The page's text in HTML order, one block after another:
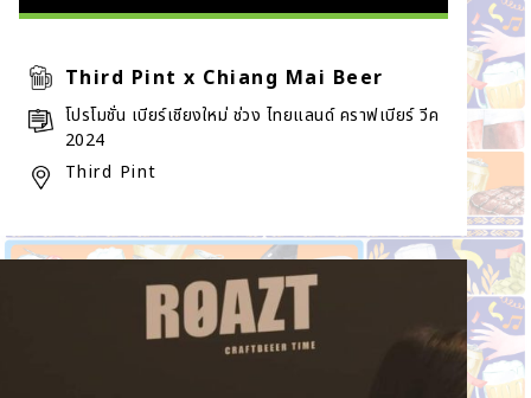
Third Pint x Chiang Mai Beer
โปรโมชั่น เบียร์เชียงใหม่ ช่วง ไทยแลนด์ คราฟเบียร์ วีค
2024
Third Pint